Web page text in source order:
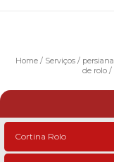
Home Serviços
persiana
de rolo
Cortina Rolo